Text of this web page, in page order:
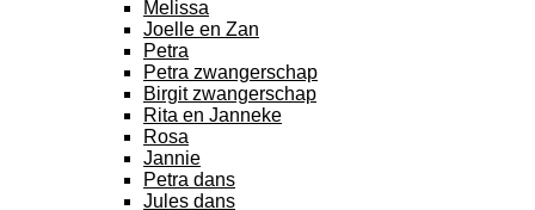
Melissa
Joelle en Zan
Petra
Petra zwangerschap
Birgit zwangerschap
Rita en Janneke
Rosa
Jannie
Petra dans
Jules dans